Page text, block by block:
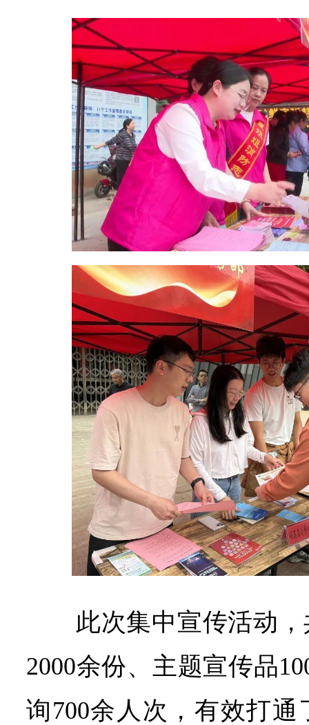
此次集中宣传活动
2000余份、主题宣传品
询700余人次，有效打